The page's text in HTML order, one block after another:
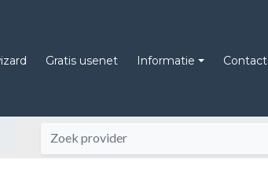
Gratis usenet Informatie Contact